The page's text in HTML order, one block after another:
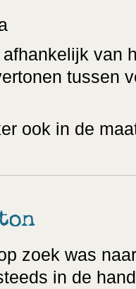
van
tussen
ook in de
zoek was
in de